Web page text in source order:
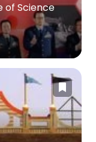
of Science